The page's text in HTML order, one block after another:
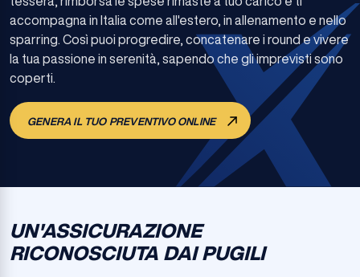
accompagna in Italia come all'estero, in allenamento e nello
sparring. Così puoi progredire, concatenare i round e vivere
la tua passione in serenità, sapendo che gli imprevisti sono
coperti.
GENERA IL TUO PREVENTIVO ONLINE
UN'ASSICURAZIONE
RICONOSCIUTA DAI PUGILI